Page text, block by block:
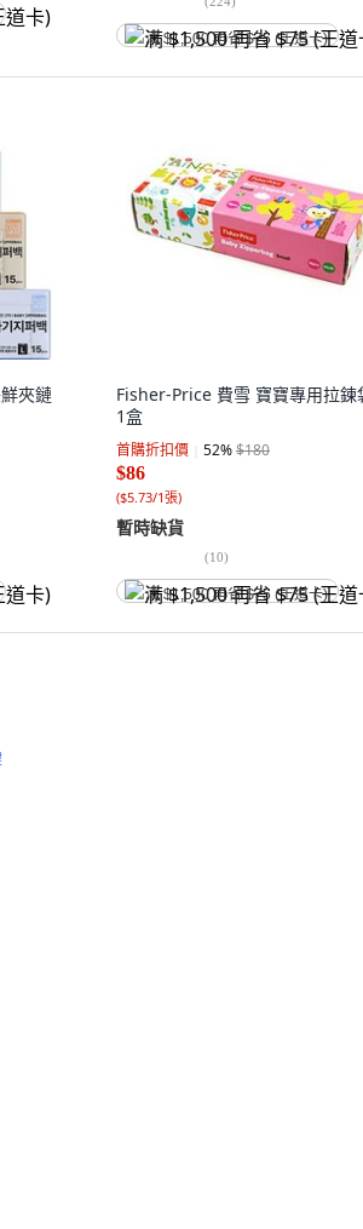
满 $1,500 再省 $75 (王道卡)
夾鏈
Fisher-Price 費雪 寶寶專用拉鍊
1盒
首購折扣價 52%$180
$86
($5.73/1張)
暫時缺貨
(10)
满 $1,500 再省 $75 (王道卡)